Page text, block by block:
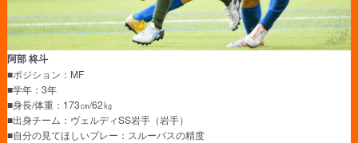
阿部 柊斗
■ポジション：MF
■学年：3年
■身長/体重：173㎝/62㎏
■出身チーム：ヴェルディSS岩手（岩手）
■自分の見てほしいプレー：スルーパスの精度